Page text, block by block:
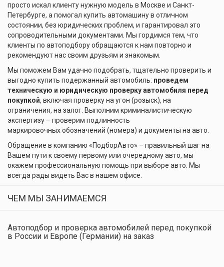
просто искал клиенту нужную модель в Москве и Санкт-
Петербурге, а помогал купить автомашину в отличном
состоянии, без юридических проблем, и гарантировал это
сопроводительными документами. Мы гордимся тем, что
клиенты по автоподбору обращаются к нам повторно и
рекомендуют нас своим друзьям и знакомым.
Мы поможем Вам удачно подобрать, тщательно проверить и
выгодно купить подержанный автомобиль: проведем
техническую и юридическую проверку автомобиля перед
покупкой, включая проверку на угон (розыск), на
ограничения, на залог. Выполним криминалистическую
экспертизу – проверим подлинность
маркировочных обозначений (номера) и документы на авто.
Обращение в компанию «ПодборАвто» – правильный шаг на
Вашем пути к своему первому или очередному авто, мы
окажем профессиональную помощь при выборе авто. Мы
всегда рады видеть Вас в нашем офисе.
ЧЕМ МЫ ЗАНИМАЕМСЯ
Автоподбор и проверка автомобилей перед покупкой
в России и Европе (Германии) на заказ